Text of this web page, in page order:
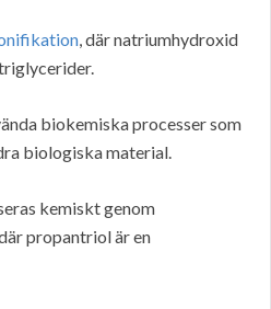
, där natriumhydroxid
biokemiska processer som
biologiska material.
kemiskt genom
propantriol är en